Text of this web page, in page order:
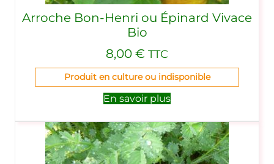
Arroche Bon-Henri ou Épinard Vivace
Bio
8,00 € TTC
Produit en culture ou indisponible
En savoir plus